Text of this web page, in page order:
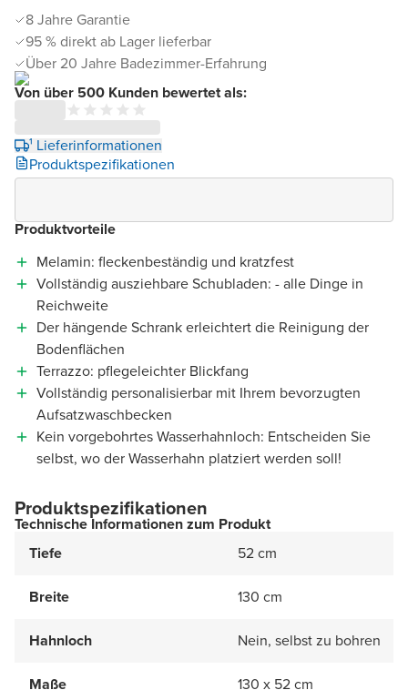
8 Jahre Garantie
95 % direkt ab Lager lieferbar
Über 20 Jahre Badezimmer-Erfahrung
Von über 500 Kunden bewertet als:
¹ Lieferinformationen
Produktspezifikationen
Produktvorteile
Melamin: fleckenbeständig und kratzfest
Vollständig ausziehbare Schubladen: - alle Dinge in
Reichweite
Der hängende Schrank erleichtert die Reinigung der
Bodenflächen
Terrazzo: pflegeleichter Blickfang
Vollständig personalisierbar mit Ihrem bevorzugten
Aufsatzwaschbecken
Kein vorgebohrtes Wasserhahnloch: Entscheiden Sie
selbst, wo der Wasserhahn platziert werden soll!
Produktspezifikationen
Technische Informationen zum Produkt
Tiefe
52 cm
Breite 130 cm
Hahnloch Nein, selbst zu bohren
Maße 130 x 52 cm